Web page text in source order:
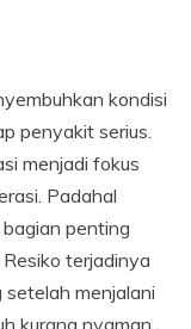
kondisi
penyakit serius.
menjadi fokus
Padahal
penting
terjadinya
menjalani
kurang nyaman.